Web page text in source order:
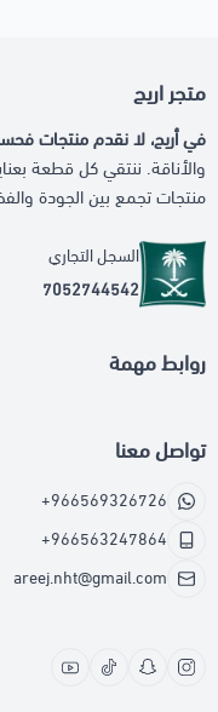
متجر اريج
في أريج، لا نقدم منتجات
والأناقة. ننتقي كل قطعة
منتجات تجمع بين الجودة
السجل التجاري
7052744542
روابط مهمة
تواصل معنا
+966569326726
+966563247864
areej.nht@gmail.com